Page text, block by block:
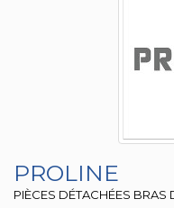
PROLINE
PIÈCES DÉTACHÉES BRAS